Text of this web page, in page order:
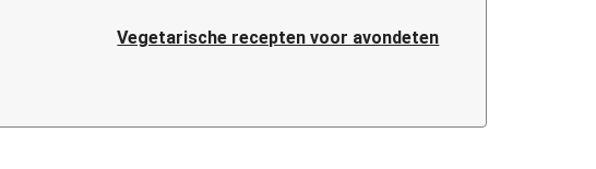
Vegetarische recepten voor avondeten